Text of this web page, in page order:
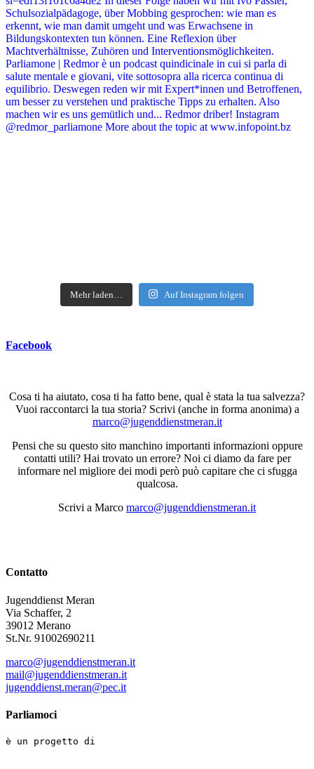
Mehr laden… Auf Instagram folgen
Facebook
Cosa ti ha aiutato, cosa ti ha fatto bene, qual è stata la tua salvezza?
Vuoi raccontarci la tua storia? Scrivi (anche in forma anonima) a
marco@jugenddienstmeran.it
Pensi che su questo sito manchino importanti informazioni oppure
contatti utili? Hai trovato un errore? Noi ci diamo da fare per
informare nel migliore dei modi però può capitare che ci sfugga
qualcosa.
Scrivi a Marco marco@jugenddienstmeran.it
Contatto
Jugenddienst Meran
Via Schaffer, 2
39012 Merano
St.Nr. 91002690211
marco@jugenddienstmeran.it
mail@jugenddienstmeran.it
jugenddienst.meran@pec.it
Parliamoci
è un progetto di